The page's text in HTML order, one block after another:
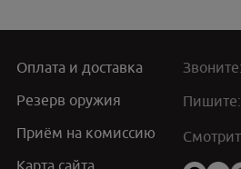
Оплата и доставка
Резерв оружия
Приём на комиссию
Звоните:
Пишите: